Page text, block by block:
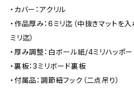
・カバー：アクリル
・作品厚み：6ミリ迄（中抜きマット
ミリ迄）
・厚み調整：白ボール紙/4ミリハッポー
・裏板：3ミリボード裏板
・付属品：調節紐フック（二点吊り）